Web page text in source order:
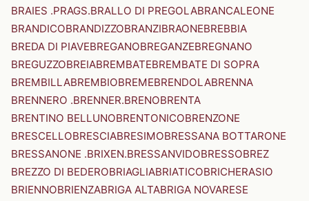
BRAIES .PRAGS.BRALLO DI PREGOLABRANCALEONE
BRANDICOBRANDIZZOBRANZIBRAONEBREBBIA
BREDA DI PIAVEBREGANOBREGANZEBREGNANO
BREGUZZOBREIABREMBATEBREMBATE DI SOPRA
BREMBILLABREMBIOBREMEBRENDOLABRENNA
BRENNERO .BRENNER.BRENOBRENTA
BRENTINO BELLUNOBRENTONICOBRENZONE
BRESCELLOBRESCIABRESIMOBRESSANA BOTTARONE
BRESSANONE .BRIXEN.BRESSANVIDOBRESSOBREZ
BREZZO DI BEDEROBRIAGLIABRIATICOBRICHERASIO
BRIENNOBRIENZABRIGA ALTABRIGA NOVARESE